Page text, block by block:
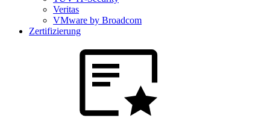
Veritas
VMware by Broadcom
Zertifizierung